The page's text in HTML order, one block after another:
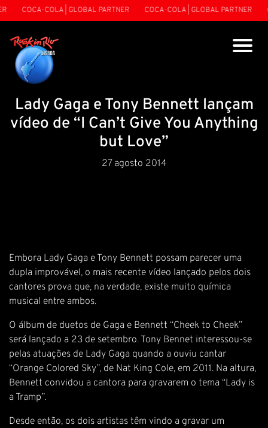
COCA-COLA | GLOBAL PARTNER COCA-COLA | GLOBAL PARTNER
Lady Gaga e Tony Bennett lançam
vídeo de “I Can’t Give You Anything
but Love”
27 agosto 2014
Embora Lady Gaga e Tony Bennett possam parecer uma
dupla improvável, o mais recente vídeo lançado pelos dois
cantores prova que, na verdade, existe muito química
musical entre ambos.
O álbum de duetos de Gaga e Bennett “Cheek to Cheek”
será lançado a 23 de setembro. Tony Bennet interessou-se
pelas atuações de Lady Gaga quando a ouviu cantar
“Orange Colored Sky”, de Nat King Cole, em 2011. Na altura,
Bennett convidou a cantora para gravarem o tema “Lady is
a Tramp”.
Desde então, os dois artistas têm vindo a gravar um